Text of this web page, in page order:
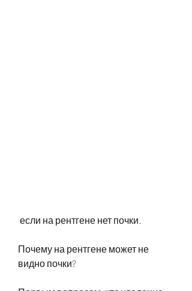
если на рентгене нет почки.
Почему на рентгене может не
видно почки?